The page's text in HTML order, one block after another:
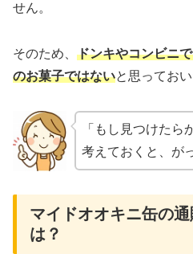
せん。
そのため、 ドンキやコンビニ
のお菓子ではないと思ってお
「もし見つけたら
考えておくと、が
マイドオオキニ缶の
は？